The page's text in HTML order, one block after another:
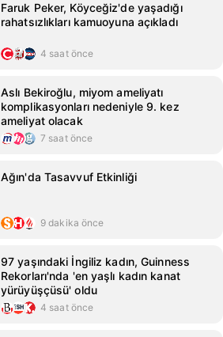
Faruk Peker, Köyceğiz'de yaşadığı
rahatsızlıkları kamuoyuna açıkladı
4 saat önce
Aslı Bekiroğlu, miyom ameliyatı
komplikasyonları nedeniyle 9. kez
ameliyat olacak
7 saat önce
Ağın'da Tasavvuf Etkinliği
9 dakika önce
97 yaşındaki İngiliz kadın, Guinness
Rekorları'nda 'en yaşlı kadın kanat
yürüyüşçüsü' oldu
4 saat önce